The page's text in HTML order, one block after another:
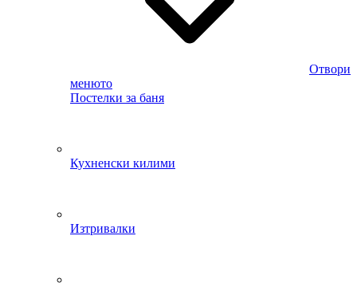
Отвори
менюто
Постелки за баня
Кухненски килими
Изтривалки